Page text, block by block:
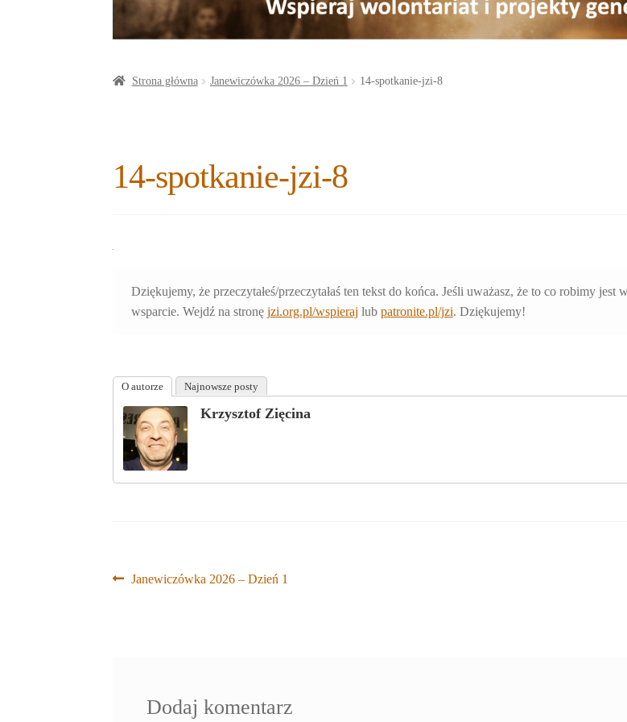
Strona główna Janewiczówka 2026 – Dzień 1 14-spotkanie-jzi-8
14-spotkanie-jzi-8
Dziękujemy, że przeczytałeś/przeczytałaś ten tekst do końca. Jeśli uważasz, że to co robimy jest
wsparcie. Wejdź na stronę jzi.org.pl/wspieraj lub patronite.pl/jzi. Dziękujemy!
O autorze Najnowsze posty
Krzysztof Zięcina
Nawigacja
Poprzedni
Janewiczówka 2026 – Dzień 1
Dodaj komentarz